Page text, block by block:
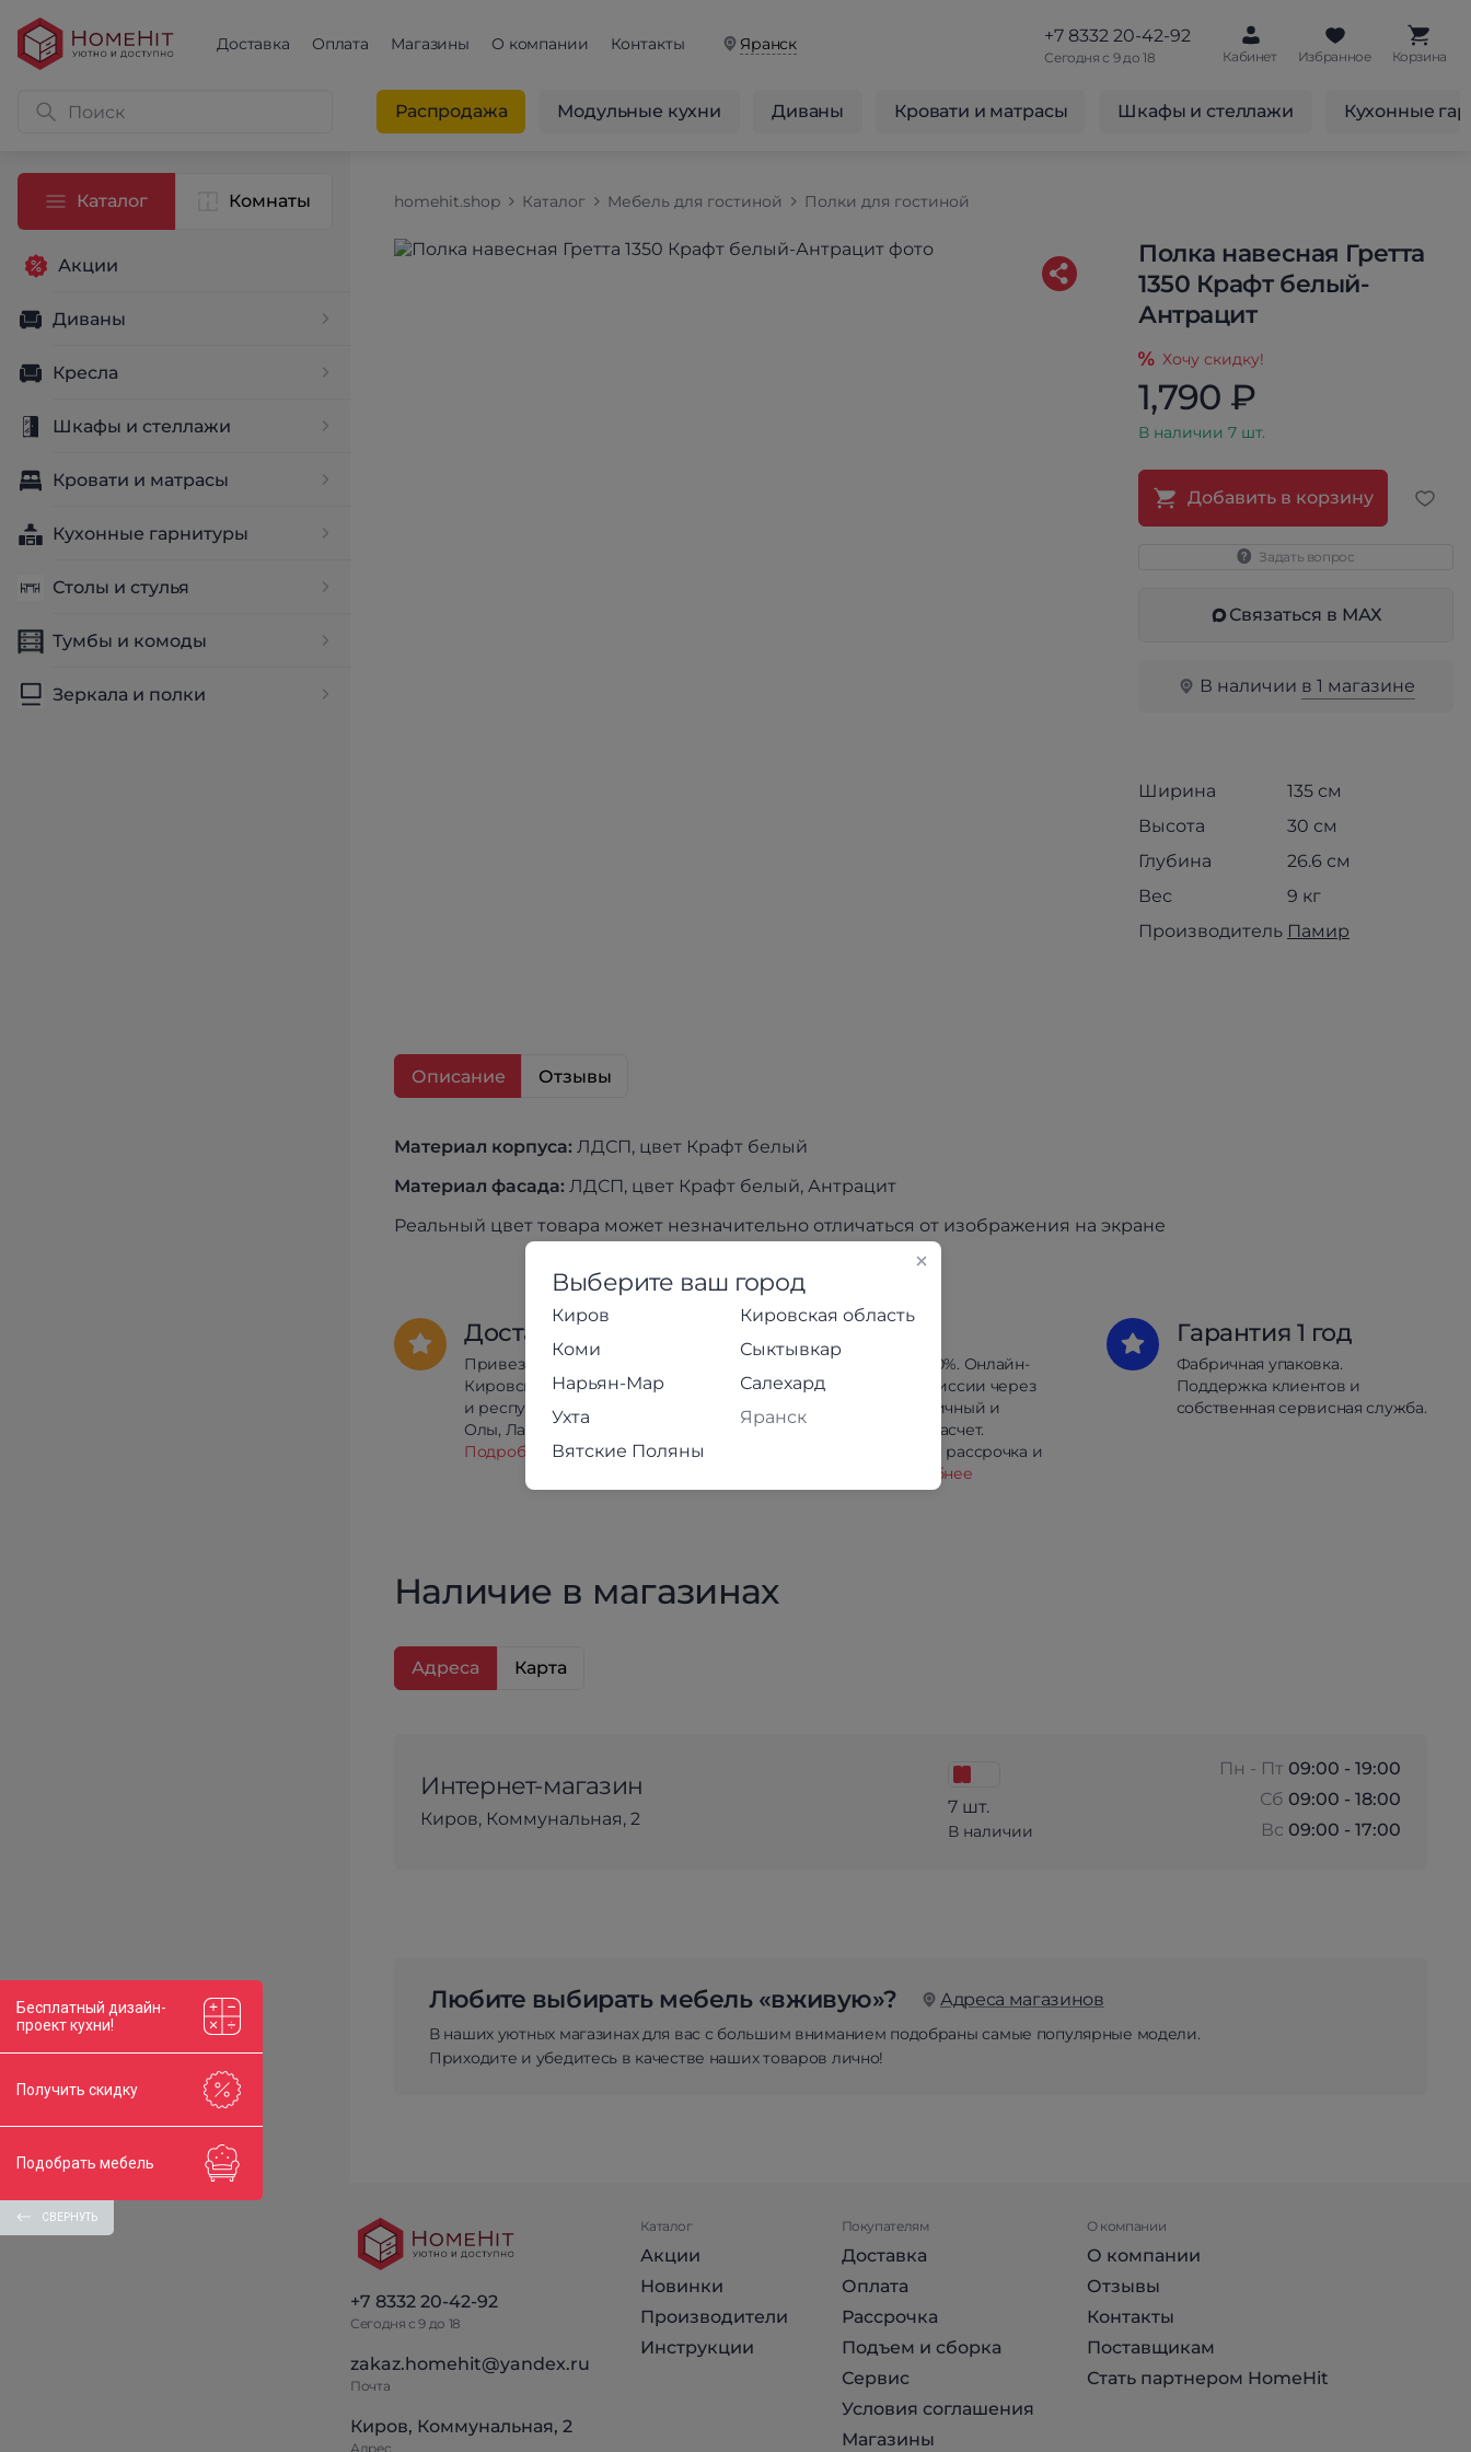
Доставка Оплата Магазины О компании Контакты Яранск +7 8332 20-42-92
Сегодня с 9 до 18 Кабинет Избранное Корзина
Распродажа Модульные кухни Диваны Кровати и матрасы Шкафы и стеллажи Кухонные
Каталог Комнаты
Акции
Диваны
Кресла
Шкафы и стеллажи
Кровати и матрасы
Кухонные гарнитуры
Столы и стулья
Тумбы и комоды
Зеркала и полки
homehit.shop Каталог Мебель для гостиной Полки для гостиной
Полка навесная Гретта
1350 Крафт белый-
Антрацит
Хочу скидку!
1,790 ₽
В наличии 7 шт.
Добавить в корзину
Задать вопрос
Связаться в МАХ
В наличии в 1 магазине
Ширина
135 см
Высота
30 см
Глубина
26.6 см
Вес
9 кг
Производитель Памир
Описание Отзывы
Материал корпуса: ЛДСП, цвет Крафт белый
Материал фасада: ЛДСП, цвет Крафт белый, Антрацит
Реальный цвет товара может незначительно отличаться от изображения на экране
Доставка
Привезём в любой район
Кировской области
и республики Коми, Йошкар-
Олы, Лабытнанги и Салехарда.
Подробнее
Предоплата 100%. Онлайн-
оплата без комиссии через
Сбербанк. Наличный и
безналичный расчет.
Беспроцентная рассрочка и
Подробнее
Гарантия 1 год
Фабричная упаковка.
Поддержка клиентов и
собственная сервисная служба.
Наличие в магазинах
Адреса Карта
Интернет-магазин
Киров, Коммунальная, 2
7 шт.
В наличии
Пн - Пт 09:00 - 19:00
Сб 09:00 - 18:00
Вс 09:00 - 17:00
Любите выбирать мебель «вживую»? Адреса магазинов
В наших уютных магазинах для вас с большим вниманием подобраны самые популярные модели.
Приходите и убедитесь в качестве наших товаров лично!
Выберите ваш город
Киров
Кировская область
Коми
Сыктывкар
Нарьян-Мар
Салехард
Ухта
Яранск
Вятские Поляны
+7 8332 20-42-92
Сегодня с 9 до 18
zakaz.homehit@yandex.ru
Почта
Киров, Коммунальная, 2
Адрес
Каталог
Акции
Новинки
Производители
Инструкции
Покупателям
Доставка
Оплата
Рассрочка
Подъем и сборка
Сервис
Условия соглашения
Магазины
О компании
О компании
Отзывы
Контакты
Поставщикам
Стать партнером HomeHit
Бесплатный дизайн-
проект кухни!
Получить скидку
Подобрать мебель
СВЕРНУТЬ